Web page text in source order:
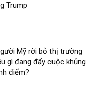
Trump
Mỹ rời bỏ thị trường
gì đang đẩy cuộc khủng
điểm?